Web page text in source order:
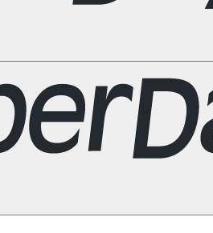
Stati UnitiLas Vegas Los Angeles
Colonia Lipsia Monaco di Baviera
nel Regno Unito Edimburgo Glasgow
PerthSydney Tutte le destinazioni in